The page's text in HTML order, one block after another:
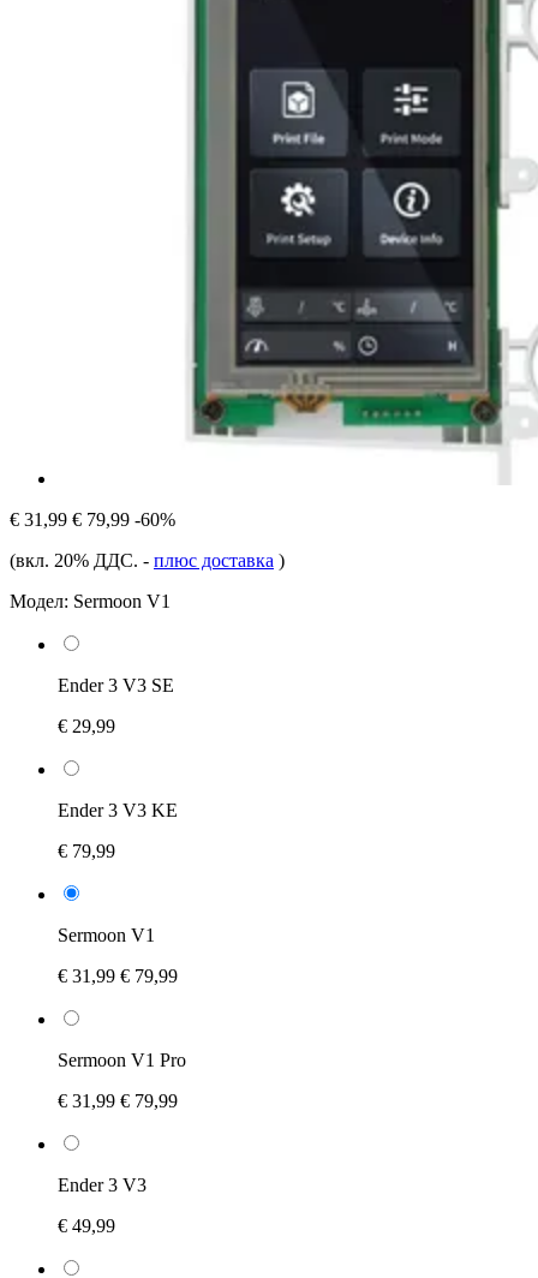
€ 31,99 € 79,99 -60%
(вкл. 20% ДДС. - плюс доставка )
Модел: Sermoon V1
Ender 3 V3 SE
€ 29,99
Ender 3 V3 KE
€ 79,99
Sermoon V1
€ 31,99 € 79,99
Sermoon V1 Pro
€ 31,99 € 79,99
Ender 3 V3
€ 49,99